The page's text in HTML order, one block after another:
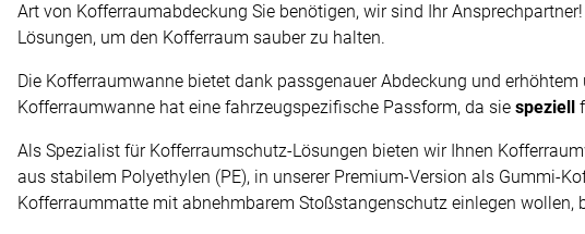
Art von Kofferraumabdeckung Sie benötigen, wir sind Ihr
Lösungen, um den Kofferraum sauber zu halten.
Die Kofferraumwanne bietet dank passgenauer Abdeckung und erhöhtem
Kofferraumwanne hat eine fahrzeugspezifische Passform, da sie speziell
Als Spezialist für Kofferraumschutz-Lösungen bieten wir Ihnen
aus stabilem Polyethylen (PE), in unserer Premium-Version als Gummi-
Kofferraummatte mit abnehmbarem Stoßstangenschutz einlegen